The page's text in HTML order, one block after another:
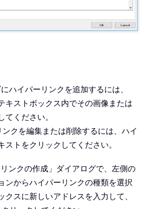
にハイパーリンクを追加するには、
キストボックス内でその画像または
てください。
ンクを編集または削除するには、ハイ
ストをクリックしてください。
リンクの作成」ダイアログで、左側の
ンからハイパーリンクの種類を選択
クスに新しいアドレスを入力して、